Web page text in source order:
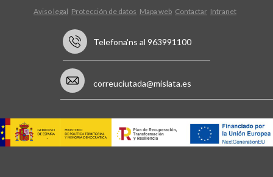
Aviso legal Protección de datos Mapa web Contactar Intranet
Telefona'ns al 963991100
correuciutada@mislata.es